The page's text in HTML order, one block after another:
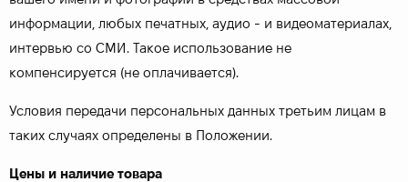
информации, любых печатных, аудио - и видеоматериалах,
интервью со СМИ. Такое использование не
компенсируется (не оплачивается).
Условия передачи персональных данных третьим лицам в
таких случаях определены в Положении.
Цены и наличие товара